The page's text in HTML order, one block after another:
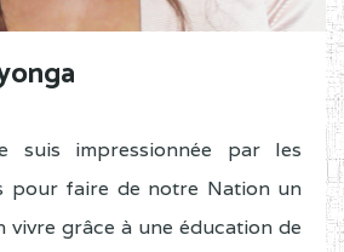
suis impressionnée par les
pour faire de notre Nation un
grâce à une éducation de